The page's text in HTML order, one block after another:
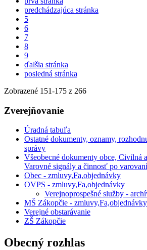
predchádzajúca stránka
5
6
7
8
9
ďalšia stránka
posledná stránka
Zobrazené 151-175 z 266
Zverejňovanie
Úradná tabuľa
Ostatné dokumenty, oznamy,
správy
Všeobecné dokumenty obce, Civilná
Varovné signály a činnosť po
Obec - zmluvy,Fa,objednávky
OVPS - zmluvy,Fa,objednávky
Verejnoprospešné služby -
MŠ Zákopčie - zmluvy,Fa,objednávky
Verejné obstarávanie
ZŠ Zákopčie
Obecný rozhlas